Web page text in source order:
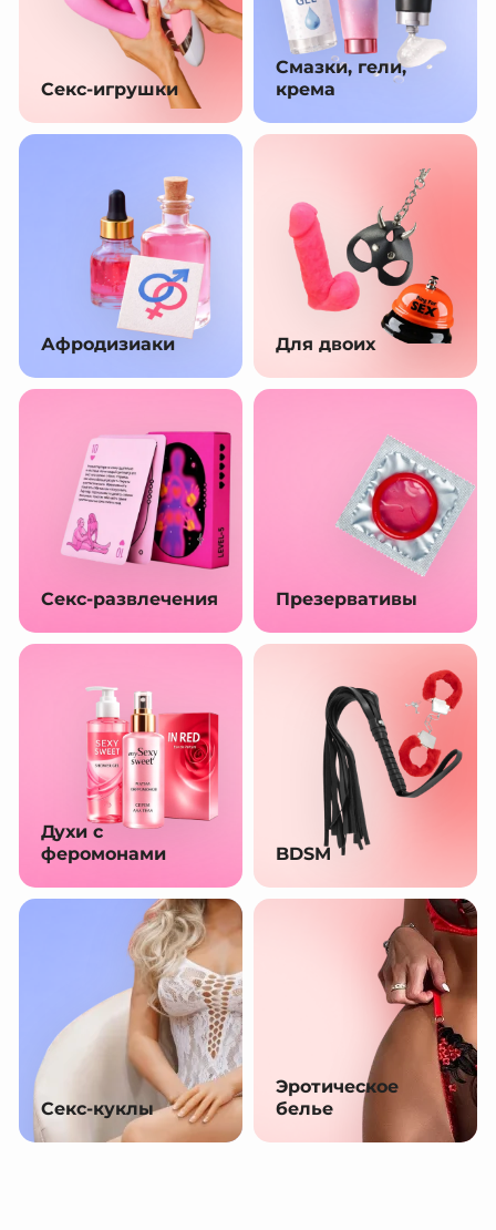
Секс-игрушки
Смазки, гели,
крема
Афродизиаки Для двоих
Секс-развлечения Презервативы
Духи с
феромонами
BDSM
Секс-куклы
Эротическое
белье